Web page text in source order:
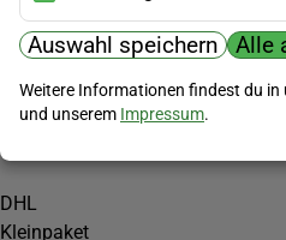
Zahlungsmöglichkeiten
PayPal
Vorkasse
Versand
DHL
Kleinpaket
Auswahl speichern Alle
Weitere Informationen findest du in
und unserem Impressum.